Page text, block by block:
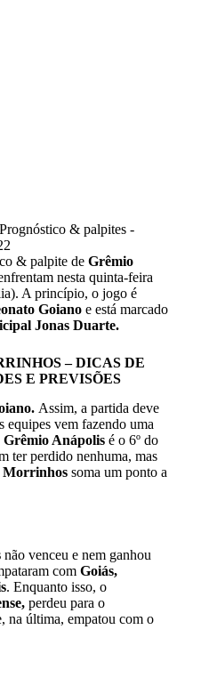
& palpites -
& palpite de Grêmio
nesta quinta-feira
A princípio, o jogo é
Goiano e está marcado
Jonas Duarte.
– DICAS DE
E PREVISÕES
Assim, a partida deve
equipes vem fazendo uma
Grêmio Anápolis é o 6º do
ter perdido nenhuma, mas
Morrinhos soma um ponto a
não venceu e nem ganhou
com Goiás,
. Enquanto isso, o
perdeu para o
na última, empatou com o